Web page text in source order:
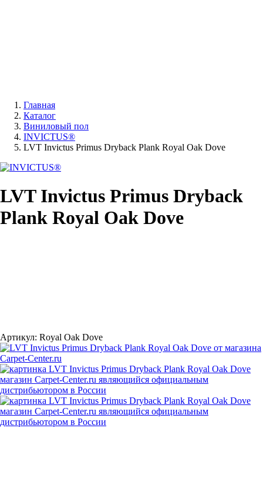
Главная
Каталог
Виниловый пол
INVICTUS®
LVT Invictus Primus Dryback Plank Royal Oak Dove
LVT Invictus Primus Dryback
Plank Royal Oak Dove
Артикул: Royal Oak Dove